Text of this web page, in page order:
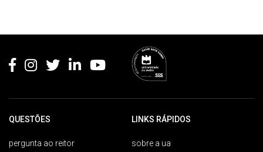
QUESTÕES
pergunta ao reitor
LINKS RÁPIDOS
sobre a ua